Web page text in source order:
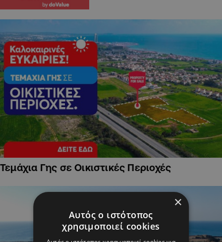
Τεμάχια Γης σε Οικιστικές Περιοχές
×
Αυτός ο ιστότοπος
χρησιμοποιεί cookies